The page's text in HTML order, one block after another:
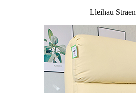
Lleihau Straen